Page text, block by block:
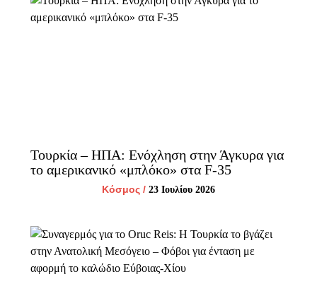
Τουρκία – ΗΠΑ: Ενόχληση στην Άγκυρα για
το αμερικανικό «μπλόκο» στα F-35
Κόσμος / 23 Ιουλίου 2026